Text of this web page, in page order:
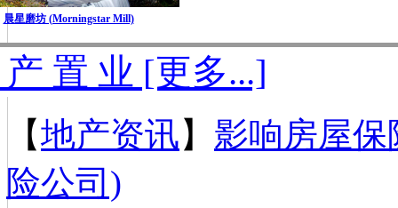
晨星磨坊 (Morningstar Mill)
置 业 [更多...]
【地产资讯】 影响房屋保
险公司)